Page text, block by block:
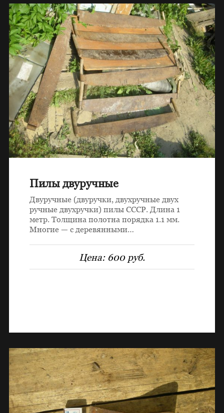
Пилы двуручные
Двуручные (двуручки, двухручные двух
ручные двухручки) пилы СССР. Длина 1
метр. Толщина полотна порядка 1.1 мм.
Многие — с деревянными…
Цена: 600 руб.